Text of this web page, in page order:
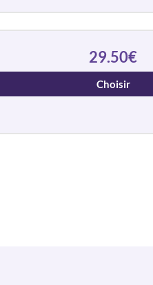
29.50€
Choisir